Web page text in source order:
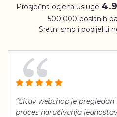
Prosječna ocjena usluge
500.000 poslanih
Sretni smo i podijeliti
“Čitav webshop je
proces naručivanja